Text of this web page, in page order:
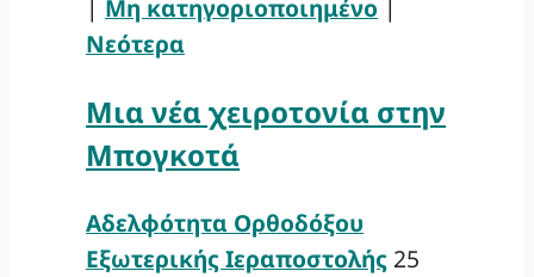
Μη κατηγοριοποιημένο
Νεότερα
Μια νέα χειροτονία στην
Μπογκοτά
Αδελφότητα Ορθοδόξου
Εξωτερικής Ιεραποστολής 25